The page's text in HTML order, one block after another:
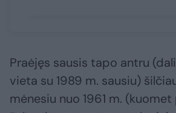
Praėjęs sausis tapo antru
vieta su 1989 m. sausiu)
mėnesiu nuo 1961 m.